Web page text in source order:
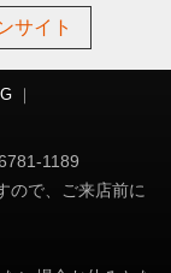
サイト
｜
1189
で、ご来店前に